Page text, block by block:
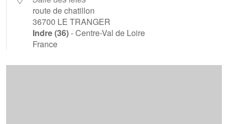
route de chatillon
36700 LE TRANGER
Indre (36)- Centre-Val de Loire
France